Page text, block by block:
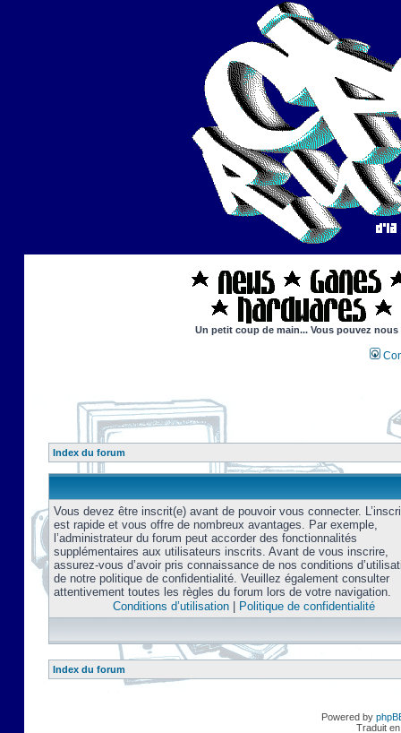
Un petit coup de main... Vous pouvez
Index du forum
Vous devez être inscrit(e) avant de pouvoir vous connecter.
est rapide et vous offre de nombreux avantages. Par exemple,
l’administrateur du forum peut accorder des fonctionnalités
supplémentaires aux utilisateurs inscrits. Avant de vous inscrire,
assurez-vous d’avoir pris connaissance de nos conditions
de notre politique de confidentialité. Veuillez également consulter
attentivement toutes les règles du forum lors de votre navigation.
Conditions d’utilisation| Politique de confidentialité
Index du forum
Powered by
Traduit